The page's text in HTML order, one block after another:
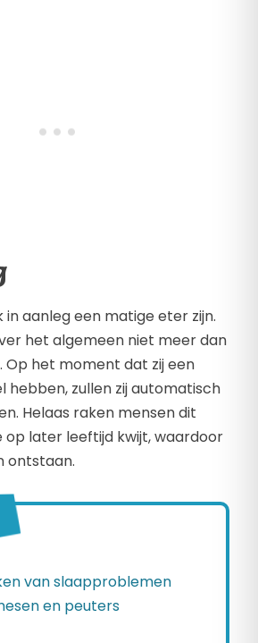
in aanleg een matige eter zijn.
het algemeen niet meer dan
Op het moment dat zij een
hebben, zullen zij automatisch
Helaas raken mensen dit
later leeftijd kwijt, waardoor
ontstaan.
van slaapproblemen
en peuters